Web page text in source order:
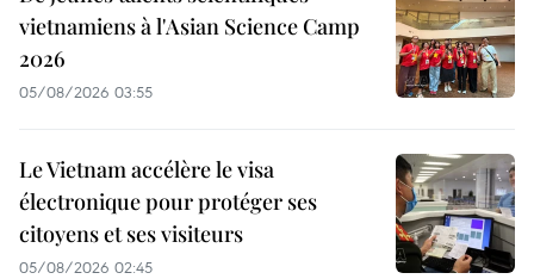
vietnamiens à l'Asian Science Camp
2026
05/08/2026 03:55
Le Vietnam accélère le visa
électronique pour protéger ses
citoyens et ses visiteurs
05/08/2026 02:45